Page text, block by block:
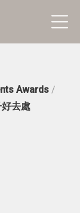
Awards/
去處